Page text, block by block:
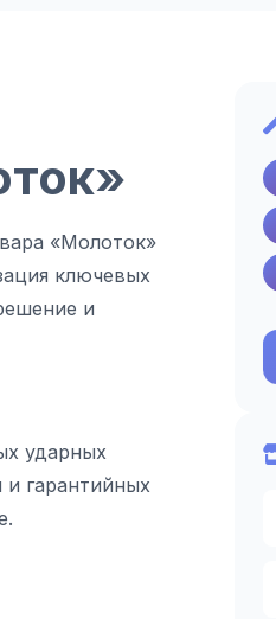
«Молоток»
ключевых
и
ударных
и гарантийных